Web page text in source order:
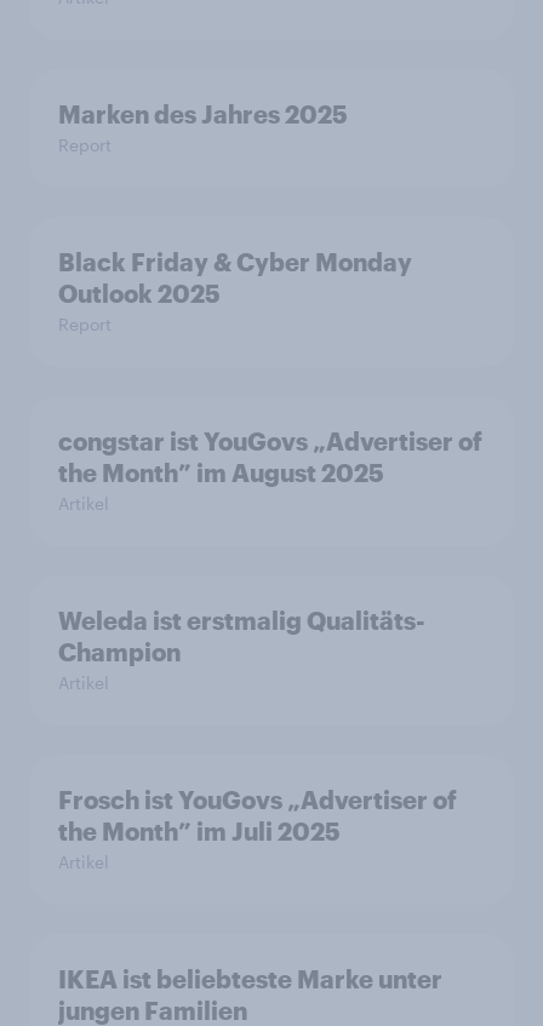
Marken des Jahres 2025
Report
Black Friday & Cyber Monday
Outlook 2025
Report
congstar ist YouGovs „Advertiser of
the Month” im August 2025
Artikel
Weleda ist erstmalig Qualitäts-
Champion
Artikel
Frosch ist YouGovs „Advertiser of
the Month” im Juli 2025
Artikel
IKEA ist beliebteste Marke unter
jungen Familien